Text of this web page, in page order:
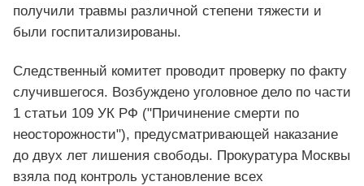
получили травмы различной степени тяжести и
были госпитализированы.
Следственный комитет проводит проверку по факту
случившегося. Возбуждено уголовное дело по части
1 статьи 109 УК РФ ("Причинение смерти по
неосторожности"), предусматривающей наказание
до двух лет лишения свободы. Прокуратура Москвы
взяла под контроль установление всех